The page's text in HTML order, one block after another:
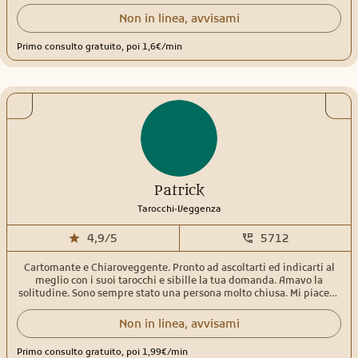
giovane età. In me troverai una persona empatica, pronta ad
ascoltarti e non giudicarti. Amo aiutare gli altri, trovare insieme
lascerò mai sola/o. Chi si affida a me trova prima di tutto un’amica
sincera, diretta che ti dira’ in ogni caso la verità per il tuo bene. Per i
pendolo e la sfera di cristallo. Ci tengo a precisare che non rispondo
a domande in generale, sulla salute,sulla gravidanza,questioni
legali e concorsi. Mi trovi online tutti i giorni con comprensibili
pause. I miei orari possono variare. Contattami con fiducia. Un
abbraccio di luce.
Non in linea, avvisami
Primo consulto gratuito, poi 1,6€/min
Patrick
Tarocchi.Veggenza
4,9/5 5712
Cartomante e Chiaroveggente. Pronto ad ascoltarti ed indicarti al
meglio con i suoi tarocchi e sibille la tua domanda. Amavo la
solitudine. Sono sempre stato una persona molto chiusa. Mi piaceva
meraviglioso e magico. Però allo stesso tempo avevo una
grandissima voglia di comunicare quello che i miei tarocchi e carte
Non in linea, avvisami
Primo consulto gratuito, poi 1,99€/min